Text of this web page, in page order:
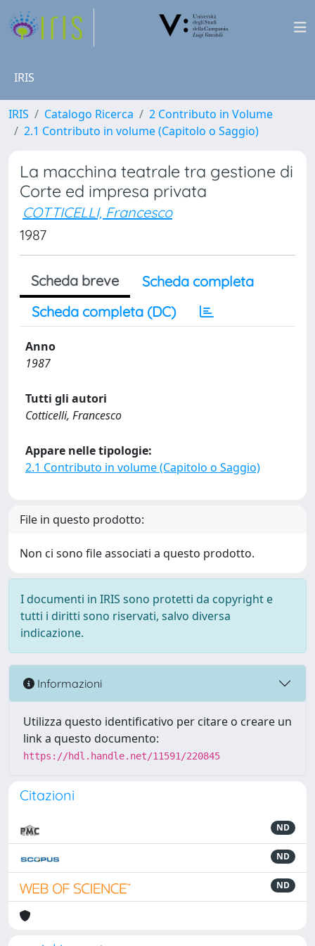
IRIS
IRIS Catalogo Ricerca
2 Contributo in Volume
2.1 Contributo in volume (Capitolo o Saggio)
La macchina teatrale tra gestione di
Corte ed impresa privata
COTTICELLI, Francesco
1987
Scheda breve
Scheda completa
Scheda completa (DC)
Anno
1987
Tutti gli autori
Cotticelli, Francesco
Appare nelle tipologie:
2.1 Contributo in volume (Capitolo o Saggio)
File in questo prodotto:
Non ci sono file associati a questo prodotto.
I documenti in IRIS sono protetti da copyright e
tutti i diritti sono riservati, salvo diversa
indicazione.
Informazioni
Utilizza questo identificativo per citare o creare un
link a questo documento:
https://hdl.handle.net/11591/220845
Citazioni
ND
ND
ND